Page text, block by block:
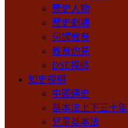
歷史人物
歷史劇場
何謂教育
教育灼見
DSE視頻
知史視頻
中國通史
基本法上下三十年
兒童基本法